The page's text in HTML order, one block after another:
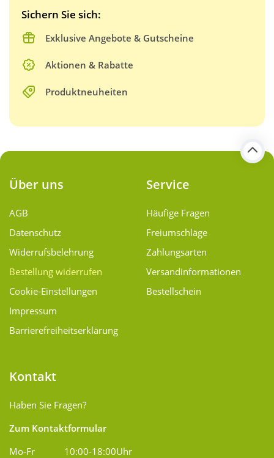
Sichern Sie sich:
Exklusive Angebote & Gutscheine
Aktionen & Rabatte
Produktneuheiten
Über uns
AGB
Datenschutz
Widerrufsbelehrung
Bestellung widerrufen
Cookie-Einstellungen
Impressum
Barrierefreiheitserklärung
Service
Häufige Fragen
Freiumschläge
Zahlungsarten
Versand­informationen
Bestellschein
Kontakt
Haben Sie Fragen?
Zum Kontaktformular
Mo-Fr
10:00-18:00Uhr